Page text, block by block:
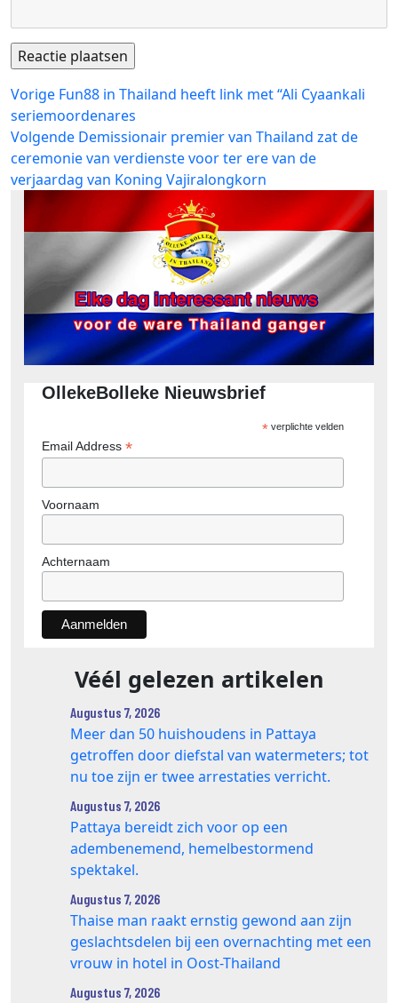
Bericht
navigatie
Vorige Vorig
bericht:
Fun88 in Thailand heeft link met “Ali Cyaankali
seriemoordenares
Volgende Volgend
bericht:
Demissionair premier van Thailand zat de
ceremonie van verdienste voor ter ere van de
verjaardag van Koning Vajiralongkorn
OllekeBolleke Nieuwsbrief
*verplichte velden
Email Address *
Voornaam
Achternaam
Véél gelezen artikelen
Augustus 7, 2026
Meer dan 50 huishoudens in Pattaya
getroffen door diefstal van watermeters; tot
nu toe zijn er twee arrestaties verricht.
Augustus 7, 2026
Pattaya bereidt zich voor op een
adembenemend, hemelbestormend
spektakel.
Augustus 7, 2026
Thaise man raakt ernstig gewond aan zijn
geslachtsdelen bij een overnachting met een
vrouw in hotel in Oost-Thailand
Augustus 7, 2026